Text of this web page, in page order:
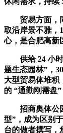
贸易方面，同
取沿岸景不雅，
心，是合肥高新
供给 24 小时
题生态园林”，
大型贸易体堆积
的 “通勤刚需盘
招商奥体公园(
型”，成为区别
台的做者撰写，